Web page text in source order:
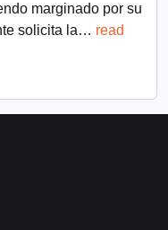
marginado por su
solicita la… read